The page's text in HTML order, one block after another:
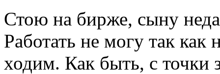
Стою на бирже, сыну
Работать не могу так
ходим. Как быть, с точки